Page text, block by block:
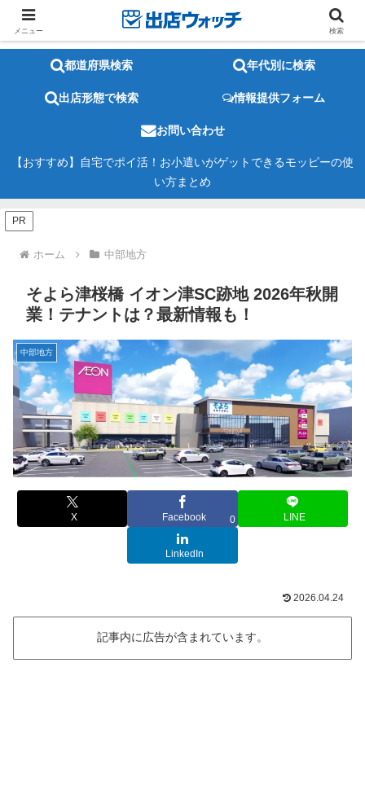
都道府県検索 年代別に検索
出店形態で検索 情報提供フォーム
お問い合わせ
【おすすめ】自宅でポイ活！お小遣いがゲットできるモッピーの使
い方まとめ
PR
ホーム 中部地方
そよら津桜橋 イオン津SC跡地 2026年秋開
業！テナントは？最新情報も！
中部地方
X Facebook 0 LINE
LinkedIn
2026.04.24
記事内に広告が含まれています。
メニュー 検索